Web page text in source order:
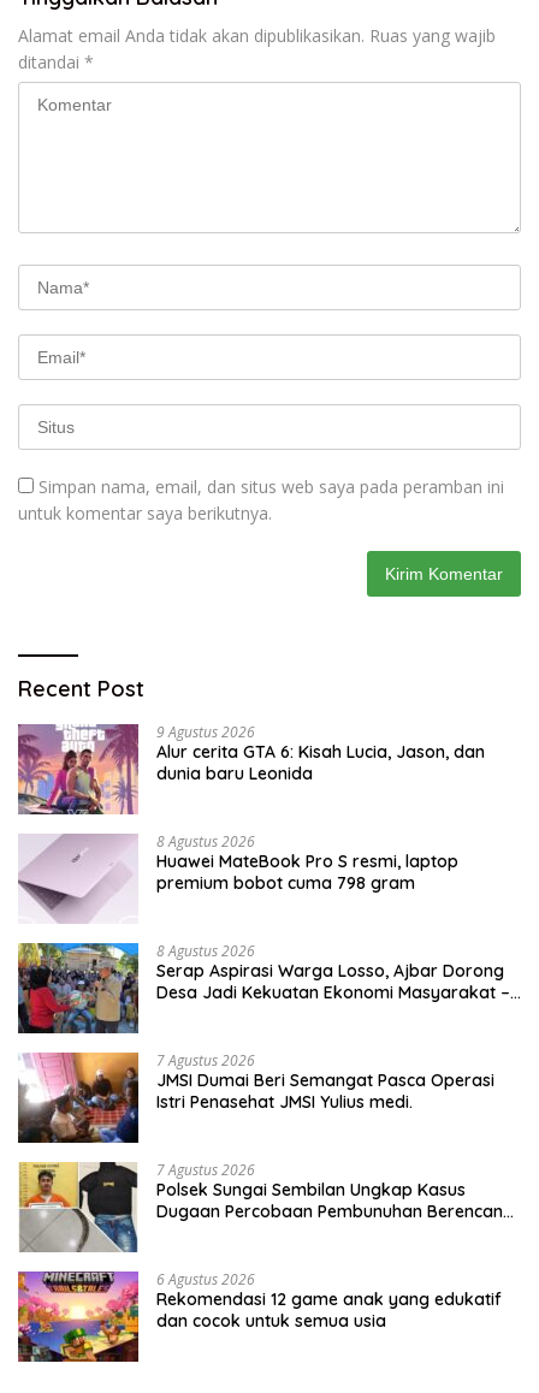
Alamat email Anda tidak akan dipublikasikan. Ruas yang wajib
ditandai *
Simpan nama, email, dan situs web saya pada peramban ini
untuk komentar saya berikutnya.
Recent Post
9 Agustus 2026
Alur cerita GTA 6: Kisah Lucia, Jason, dan
dunia baru Leonida
8 Agustus 2026
Huawei MateBook Pro S resmi, laptop
premium bobot cuma 798 gram
8 Agustus 2026
Serap Aspirasi Warga Losso, Ajbar Dorong
Desa Jadi Kekuatan Ekonomi Masyarakat –
7 Agustus 2026
JMSI Dumai Beri Semangat Pasca Operasi
Istri Penasehat JMSI Yulius medi.
7 Agustus 2026
Polsek Sungai Sembilan Ungkap Kasus
Dugaan Percobaan Pembunuhan Berencana,
6 Agustus 2026
Rekomendasi 12 game anak yang edukatif
dan cocok untuk semua usia